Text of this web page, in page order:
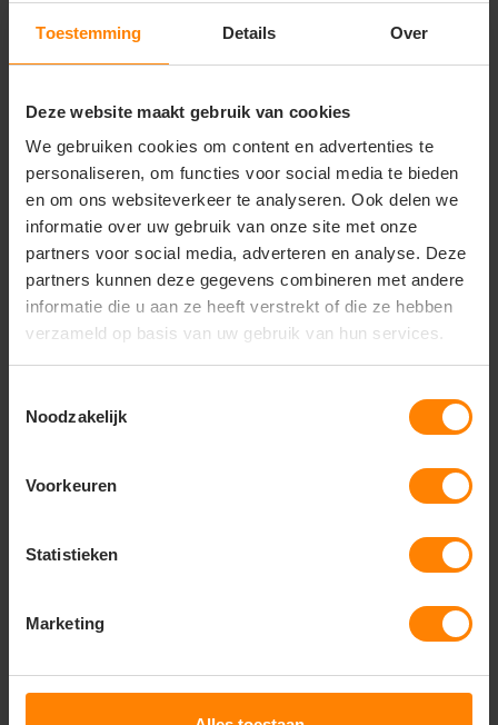
Toestemming Details Over
Deze website maakt gebruik van cookies
We gebruiken cookies om content en advertenties te
personaliseren, om functies voor social media te bieden
en om ons websiteverkeer te analyseren. Ook delen we
informatie over uw gebruik van onze site met onze
partners voor social media, adverteren en analyse. Deze
partners kunnen deze gegevens combineren met andere
informatie die u aan ze heeft verstrekt of die ze hebben
verzameld op basis van uw gebruik van hun services.
Noodzakelijk
Voorkeuren
Statistieken
Marketing
Excl. btw